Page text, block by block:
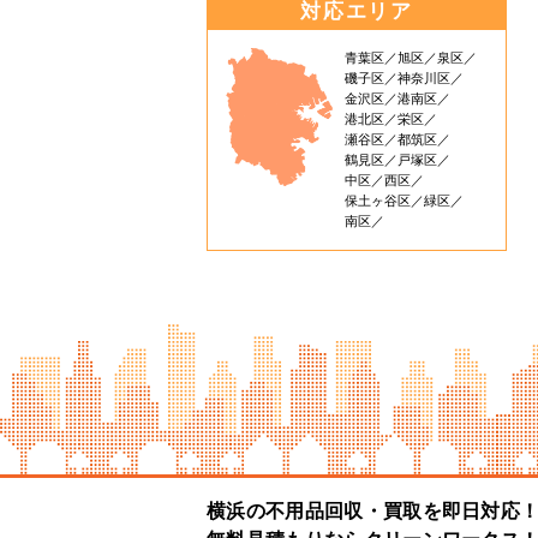
対応エリア
青葉区 旭区
泉区
磯子区
神奈川区
金沢区
港南区
港北区
栄区
瀬谷区
都筑区
鶴見区
戸塚区
中区
西区
保土ヶ谷区
緑区
南区
横浜の不用品回収・買取を即日対応